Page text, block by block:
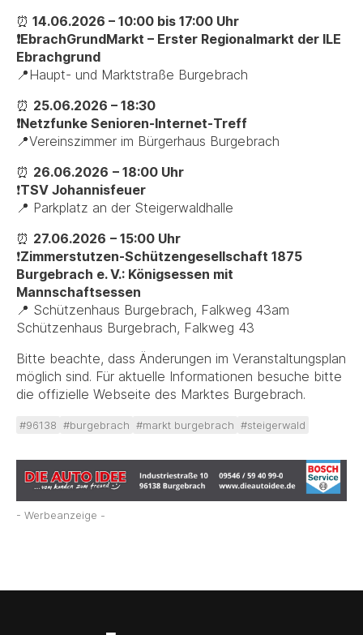
⏰ 14.06.2026 – 10:00 bis 17:00 Uhr
❗EbrachGrundMarkt – Erster Regionalmarkt der ILE
Ebrachgrund
📍Haupt- und Marktstraße Burgebrach
⏰ 25.06.2026 – 18:30
❗Netzfunke Senioren-Internet-Treff
📍Vereinszimmer im Bürgerhaus Burgebrach
⏰ 26.06.2026 – 18:00 Uhr
❗TSV Johannisfeuer
📍 Parkplatz an der Steigerwaldhalle
⏰ 27.06.2026 – 15:00 Uhr
❗Zimmerstutzen-Schützengesellschaft 1875
Burgebrach e. V.: Königsessen mit
Mannschaftsessen
📍 Schützenhaus Burgebrach, Falkweg 43am
Schützenhaus Burgebrach, Falkweg 43
Bitte beachte, dass Änderungen im Veranstaltungsplan
möglich sind. Für aktuelle Informationen besuche bitte
die offizielle Webseite des Marktes Burgebrach.
#96138 #burgebrach #markt burgebrach #steigerwald
- Werbeanzeige -